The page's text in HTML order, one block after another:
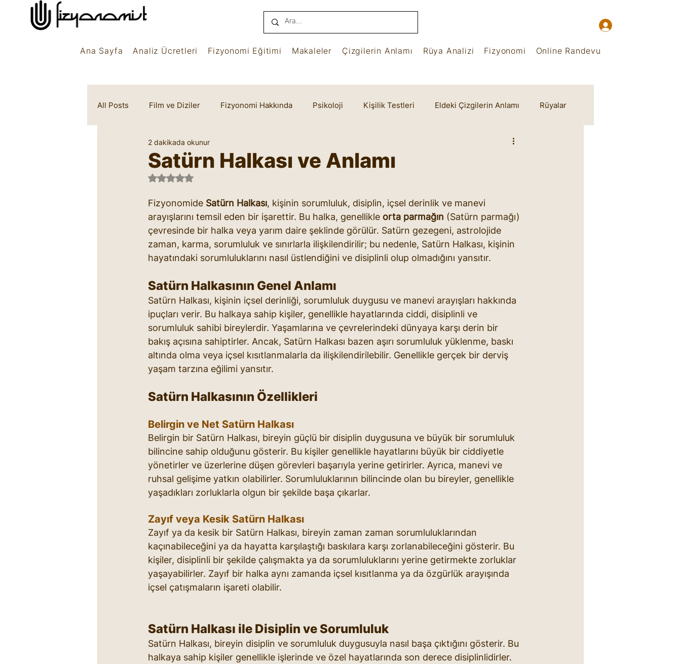
Ana Sayfa Analiz Ücretleri Fizyonomi Eğitimi Makaleler Çizgilerin Anlamı Rüya Analizi Fizyonomi Online Randevu
All Posts Film ve Diziler Fizyonomi Hakkında Psikoloji Kişilik Testleri Eldeki Çizgilerin Anlamı Rüyalar
Rüya Sembolleri Marifetname
Satürn Halkası ve Anlamı
2 dakikada okunur
5 üzerinden NaN yıldız
Fizyonomide Satürn Halkası, kişinin sorumluluk, disiplin, içsel derinlik ve manevi
arayışlarını temsil eden bir işarettir. Bu halka, genellikle orta parmağın (Satürn parmağı)
çevresinde bir halka veya yarım daire şeklinde görülür. Satürn gezegeni, astrolojide
zaman, karma, sorumluluk ve sınırlarla ilişkilendirilir; bu nedenle, Satürn Halkası, kişinin
hayatındaki sorumluluklarını nasıl üstlendiğini ve disiplinli olup olmadığını yansıtır.
Satürn Halkasının Genel Anlamı
Satürn Halkası, kişinin içsel derinliği, sorumluluk duygusu ve manevi arayışları hakkında
ipuçları verir. Bu halkaya sahip kişiler, genellikle hayatlarında ciddi, disiplinli ve
sorumluluk sahibi bireylerdir. Yaşamlarına ve çevrelerindeki dünyaya karşı derin bir
bakış açısına sahiptirler. Ancak, Satürn Halkası bazen aşırı sorumluluk yüklenme, baskı
altında olma veya içsel kısıtlanmalarla da ilişkilendirilebilir. Genellikle gerçek bir derviş
yaşam tarzına eğilimi yansıtır.
Satürn Halkasının Özellikleri
Belirgin ve Net Satürn Halkası
Belirgin bir Satürn Halkası, bireyin güçlü bir disiplin duygusuna ve büyük bir sorumluluk
bilincine sahip olduğunu gösterir. Bu kişiler genellikle hayatlarını büyük bir ciddiyetle
yönetirler ve üzerlerine düşen görevleri başarıyla yerine getirirler. Ayrıca, manevi ve
ruhsal gelişime yatkın olabilirler. Sorumluluklarının bilincinde olan bu bireyler, genellikle
yaşadıkları zorluklarla olgun bir şekilde başa çıkarlar.
Zayıf veya Kesik Satürn Halkası
Zayıf ya da kesik bir Satürn Halkası, bireyin zaman zaman sorumluluklarından
kaçınabileceğini ya da hayatta karşılaştığı baskılara karşı zorlanabileceğini gösterir. Bu
kişiler, disiplinli bir şekilde çalışmakta ya da sorumluluklarını yerine getirmekte zorluklar
yaşayabilirler. Zayıf bir halka aynı zamanda içsel kısıtlanma ya da özgürlük arayışında
içsel çatışmaların işareti olabilir.
Satürn Halkası ile Disiplin ve Sorumluluk
Satürn Halkası, bireyin disiplin ve sorumluluk duygusuyla nasıl başa çıktığını gösterir. Bu
halkaya sahip kişiler genellikle işlerinde ve özel hayatlarında son derece disiplinlidirler.